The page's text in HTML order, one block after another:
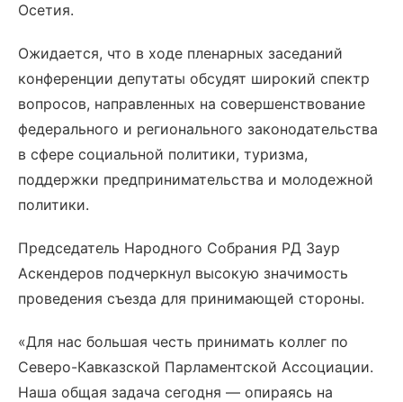
Осетия.
Ожидается, что в ходе пленарных заседаний
конференции депутаты обсудят широкий спектр
вопросов, направленных на совершенствование
федерального и регионального законодательства
в сфере социальной политики, туризма,
поддержки предпринимательства и молодежной
политики.
Председатель Народного Собрания РД Заур
Аскендеров подчеркнул высокую значимость
проведения съезда для принимающей стороны.
«Для нас большая честь принимать коллег по
Северо-Кавказской Парламентской Ассоциации.
Наша общая задача сегодня — опираясь на